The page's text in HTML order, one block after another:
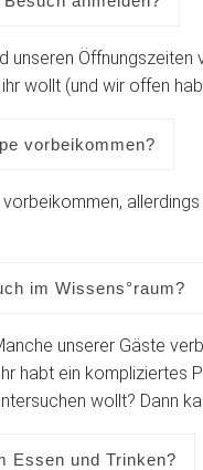
unseren
wollt (und wir offen
vorbeikommen?
im Wissens°raum?
unserer Gäste
habt ein kompliziertes
wollt? Dann
Essen und Trinken?